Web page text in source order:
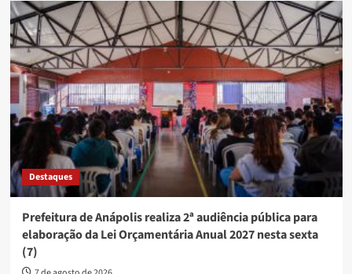
Destaques
Prefeitura de Anápolis realiza 2ª audiência pública para
elaboração da Lei Orçamentária Anual 2027 nesta sexta
(7)